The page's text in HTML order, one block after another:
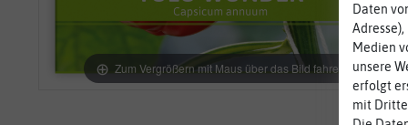
Zum Vergrößern mit Maus über das Bild fahren
Daten
Medien
unsere
erfolgt
mit